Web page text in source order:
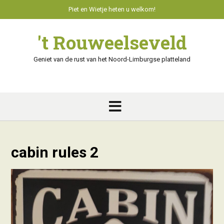
Piet en Wietje heten u welkom!
't Rouweelseveld
Geniet van de rust van het Noord-Limburgse platteland
cabin rules 2